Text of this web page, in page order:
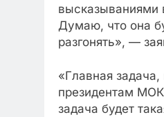
высказываниями
Думаю, что она
разгонять», —
«Главная
президентам
задача будет